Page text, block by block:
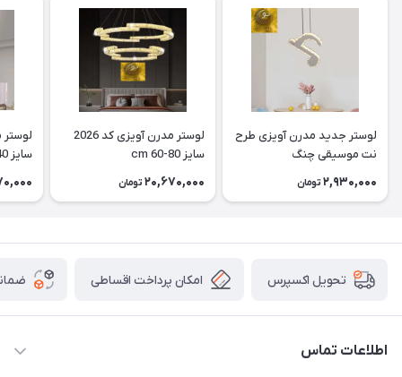
لوستر جدید مدرن آویزی طرح
نت موسیقی چنگ
2,930,000 تومان
لوستر مدرن آویزی کد 2026
سایز cm 60-80
20,670,000 تومان
سایز cm 40
تحویل اکسپرس امکان پرداخت اقساطی
اطلاعات تماس